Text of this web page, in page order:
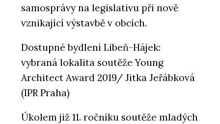
samosprávy na legislativu při nově
vznikající výstavbě v obcích.
Dostupné bydlení Libeň-Hájek:
vybraná lokalita soutěže Young
Architect Award 2019/ Jitka Jeřábková
(IPR Praha)
Úkolem již 11. ročníku soutěže mladých